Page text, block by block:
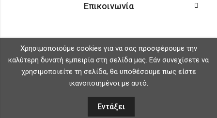
Επικοινωνία
Χρησιμοποιούμε cookies για να σας προσφέρουμε την
καλύτερη δυνατή εμπειρία στη σελίδα μας. Εάν συνεχίσετε να
χρησιμοποιείτε τη σελίδα, θα υποθέσουμε πως είστε
ικανοποιημένοι με αυτό.
Εντάξει